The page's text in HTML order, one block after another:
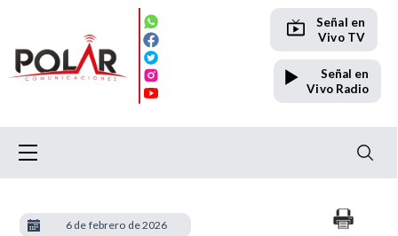
Señal en
Vivo TV
Señal en
Vivo Radio
6 de febrero de 2026